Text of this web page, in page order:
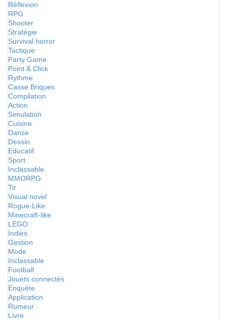
Réflexion
RPG
Shooter
Stratégie
Survival horror
Tactique
Party Game
Point & Click
Rythme
Casse Briques
Compilation
Action
Simulation
Cuisine
Danse
Dessin
Educatif
Sport
Inclassable
MMORPG
Tir
Visual novel
Rogue-Like
Minecraft-like
LEGO
Indies
Gestion
Mode
Inclassable
Football
Jouets connectés
Enquête
Application
Rumeur
Livre